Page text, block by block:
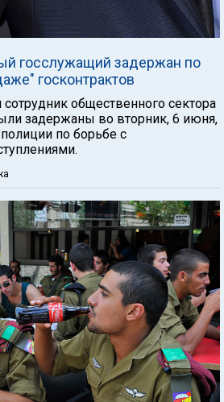
госслужащий задержан по
госконтрактов
общественного сектора
задержаны во вторник, 6 июня,
по борьбе с